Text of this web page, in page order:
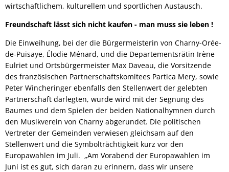
wirtschaftlichem, kulturellem und sportlichen Austausch.
Freundschaft lässt sich nicht kaufen - man muss sie leben !
Die Einweihung, bei der die Bürgermeisterin von Charny-Orée-
de-Puisaye, Élodie Ménard, und die Departementsrätin Irène
Eulriet und Ortsbürgermeister Max Daveau, die Vorsitzende
des französischen Partnerschaftskomitees Partica Mery, sowie
Peter Wincheringer ebenfalls den Stellenwert der gelebten
Partnerschaft darlegten, wurde wird mit der Segnung des
Baumes und dem Spielen der beiden Nationalhymnen durch
den Musikverein von Charny abgerundet. Die politischen
Vertreter der Gemeinden verwiesen gleichsam auf den
Stellenwert und die Symbolträchtigkeit kurz vor den
Europawahlen im Juli. „Am Vorabend der Europawahlen im
Juni ist es gut, sich daran zu erinnern, dass wir unsere